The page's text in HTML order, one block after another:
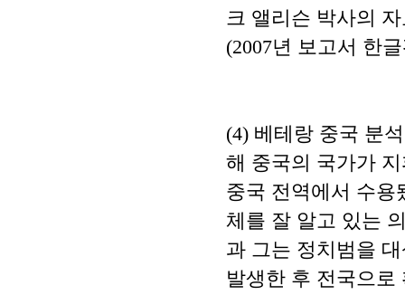
크 앨리슨 박사의
(2007년 보고서 한
(4) 베테랑 중국 분
해 중국의 국가가
중국 전역에서 수용
체를 잘 알고 있는
과 그는 정치범을
발생한 후 전국으로